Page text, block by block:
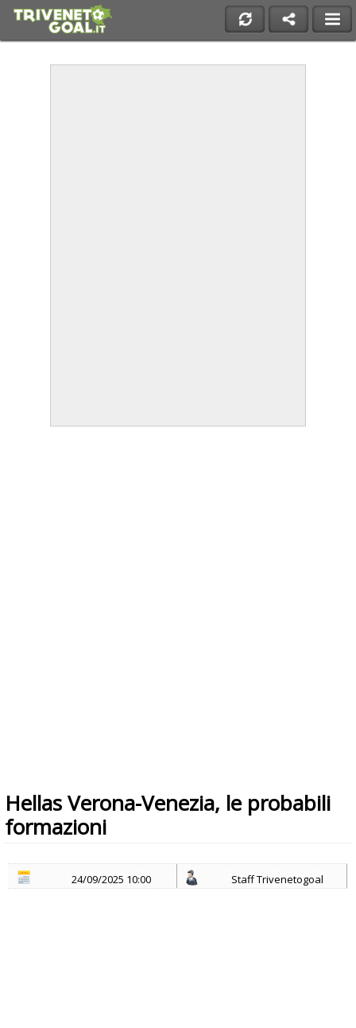
Hellas Verona-Venezia, le probabili
formazioni
24/09/2025 10:00 Staff Trivenetogoal